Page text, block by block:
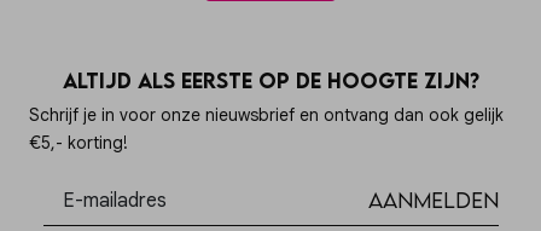
Altijd als eerste op de hoogte zijn?
Schrijf je in voor onze nieuwsbrief en ontvang dan ook gelijk
€5,- korting!
Aanmelden